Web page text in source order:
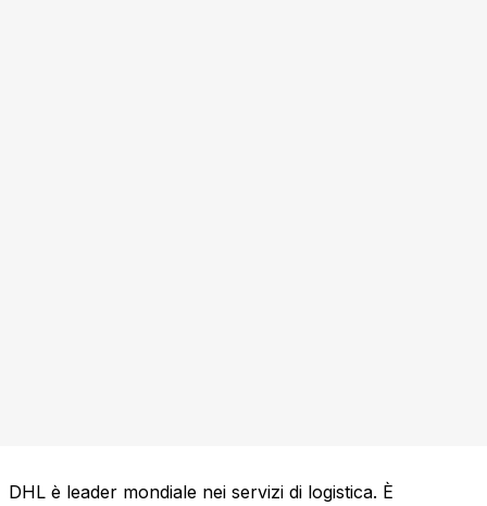
DHL è leader mondiale nei servizi di logistica. È